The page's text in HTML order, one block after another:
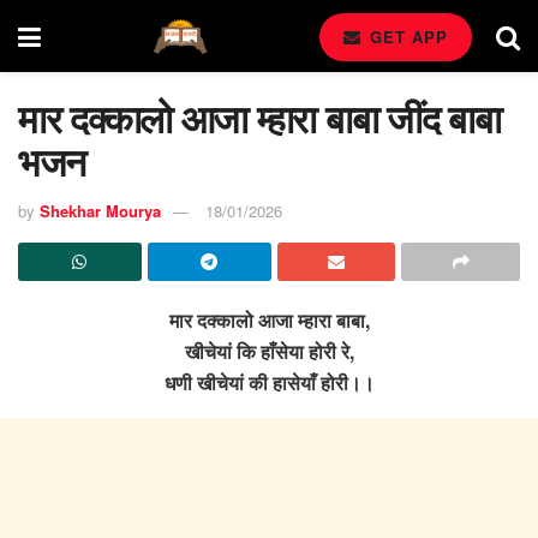
GET APP
मार दक्कालो आजा म्हारा बाबा जींद बाबा
भजन
by Shekhar Mourya 18/01/2026
मार दक्कालो आजा म्हारा बाबा,
खीचेयां कि हाँसेया होरी रे,
धणी खीचेयां की हासेयाँ होरी।।